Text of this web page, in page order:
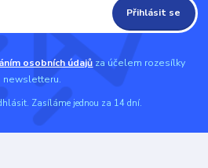
Přihlásit se
osobních údajů za účelem rozesílky
newsletteru.
Zasíláme jednou za 14 dní.